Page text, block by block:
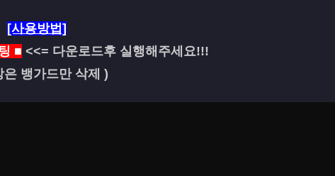
[사용방법]
■ <<= 다운로드후 실행해주세요!!!
은 뱅가드만 삭제 )